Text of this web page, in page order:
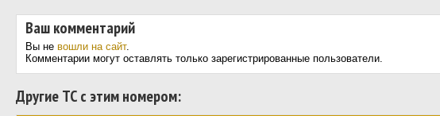
Ваш комментарий
Вы не вошли на сайт.
Комментарии могут оставлять только зарегистрированные пользователи.
Другие ТС с этим номером: